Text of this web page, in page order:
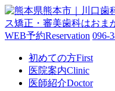
WEB予約Reservation 096-
初めての方First
医院案内Clinic
医師紹介Doctor